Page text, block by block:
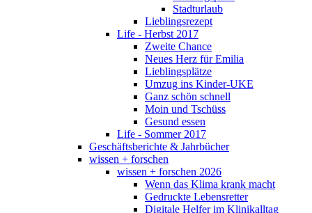
Stadturlaub
Lieblingsrezept
Life - Herbst 2017
Zweite Chance
Neues Herz für Emilia
Lieblingsplätze
Umzug ins Kinder-UKE
Ganz schön schnell
Moin und Tschüss
Gesund essen
Life - Sommer 2017
Geschäftsberichte & Jahrbücher
wissen + forschen
wissen + forschen 2026
Wenn das Klima krank macht
Gedruckte Lebensretter
Digitale Helfer im Klinikalltag